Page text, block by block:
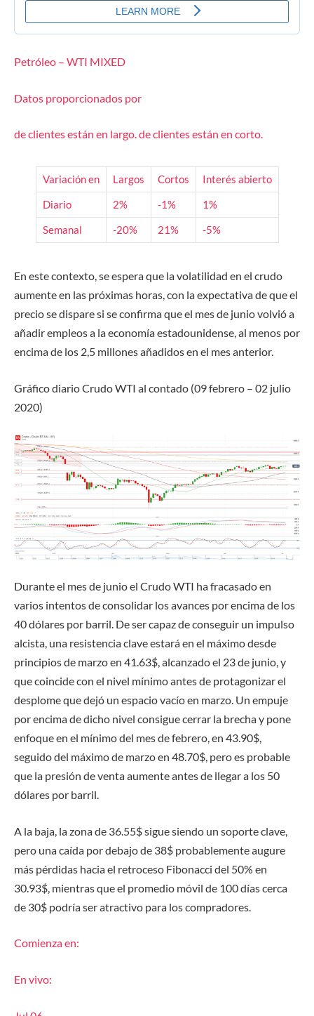
Petróleo – WTI MIXED
Datos proporcionados por
de clientes están en largo.de clientes están en corto.
Variación en Largos Cortos
Interés abierto
Diario
2% -1%
1%
Semanal
-20% 21% -5%
En este contexto, se espera que la volatilidad en el crudo
aumente en las próximas horas, con la expectativa de que el
precio se dispare si se confirma que el mes de junio volvió a
añadir empleos a la economía estadounidense, al menos por
encima de los 2,5 millones añadidos en el mes anterior.
Gráficodiario Crudo WTI al contado (09 febrero – 02 julio
2020)
Durante el mes de junio el Crudo WTI ha fracasado en
varios intentos de consolidar los avances por encima de los
40 dólares por barril. De ser capaz de conseguir un impulso
alcista, una resistencia clave estará en el máximo desde
principios de marzo en 41.63$, alcanzado el 23 de junio, y
que coincide con el nivel mínimo antes de protagonizar el
desplome que dejó un espacio vacío en marzo. Un empuje
por encima de dicho nivel consigue cerrar la brecha y pone
enfoque en el mínimo del mes de febrero, en 43.90$,
seguido del máximo de marzo en 48.70$, pero es probable
que la presión de venta aumente antes de llegar a los 50
dólares por barril.
A la baja, la zona de 36.55$ sigue siendo un soporte clave,
pero una caída por debajo de 38$ probablemente augure
más pérdidas hacia el retroceso Fibonacci del 50% en
30.93$, mientras que el promedio móvil de 100 días cerca
de 30$ podría ser atractivo para los compradores.
Comienza en:
En vivo: